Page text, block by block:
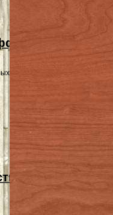
в
В этом тексте